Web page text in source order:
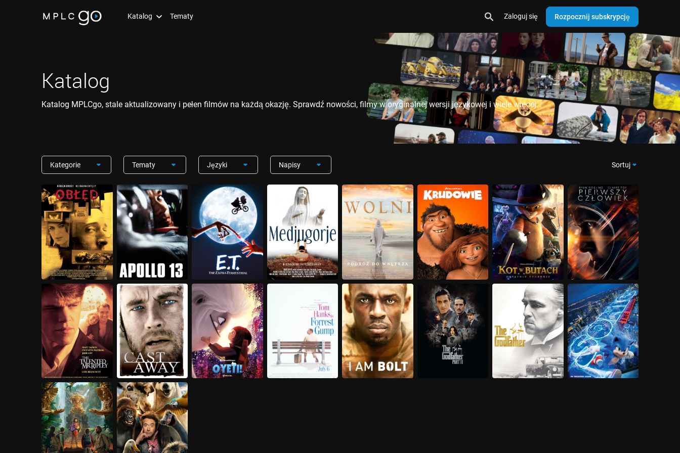
Katalog Tematy Zaloguj się Rozpocznij subskrypcję
Katalog
Katalog MPLCgo, stale aktualizowany i pełen filmów na każdą okazję. Sprawdź nowości, filmy w oryginalnej wersji językowej i wiele więcej.
Kategorie Tematy Języki Napisy Sortuj